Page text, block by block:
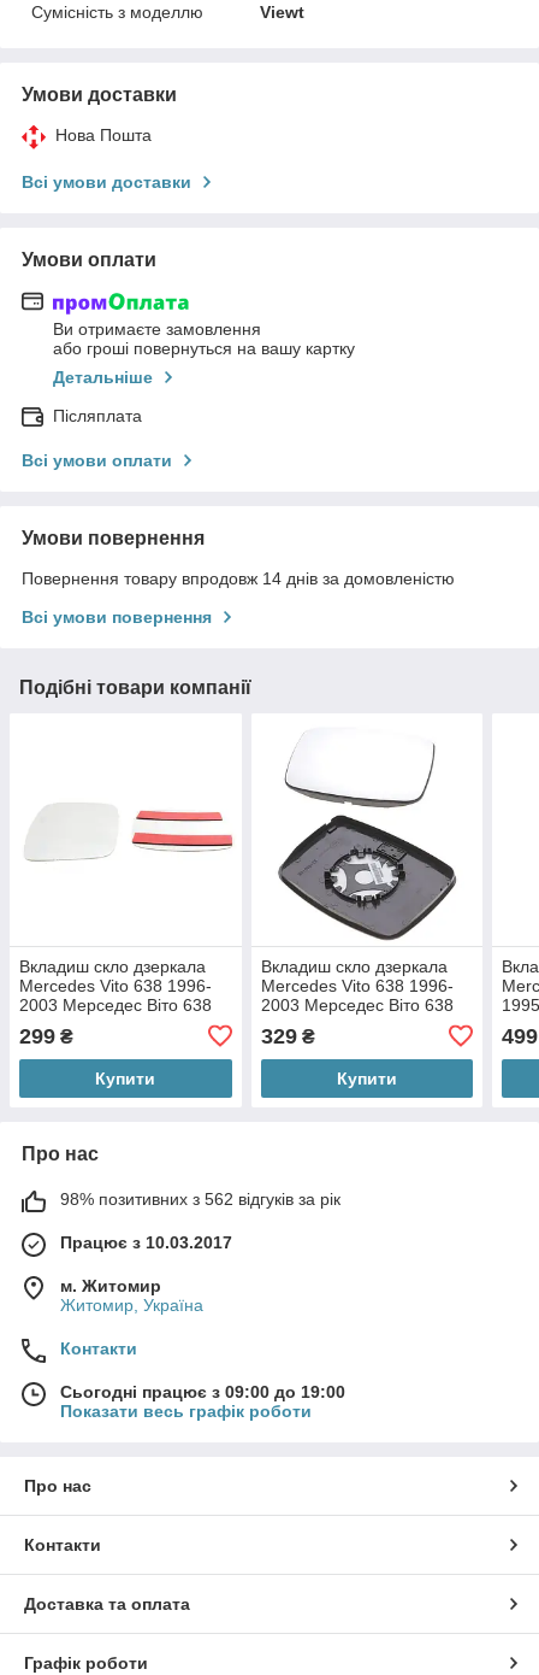
Сумісність з моделлю
Viewt
Умови доставки
Нова Пошта
Всі умови доставки
Умови оплати
Ви отримаєте замовлення
або гроші повернуться на вашу картку
Детальніше
Післяплата
Всі умови оплати
Умови повернення
Повернення товару впродовж 14 днів за домовленістю
Всі умови повернення
Подібні товари компанії
Вкладиш скло дзеркала
Mercedes Vito 638 1996-
2003 Мерседес Віто 638
299 ₴
Купити
Вкладиш скло дзеркала
Mercedes Vito 638 1996-
2003 Мерседес Віто 638
(без підігріва та рамкою)
329₴
Купити
499
Про нас
98% позитивних з 562 відгуків за рік
Працює з 10.03.2017
м. Житомир
Житомир, Україна
Контакти
Сьогодні працює з 09:00 до 19:00
Показати весь графік роботи
Про нас
Контакти
Доставка та оплата
Графік роботи